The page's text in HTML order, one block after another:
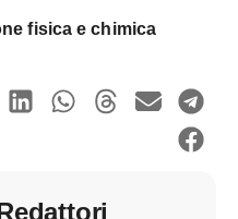
fisica e chimica